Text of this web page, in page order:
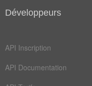
Développeurs
API Inscription
API Documentation